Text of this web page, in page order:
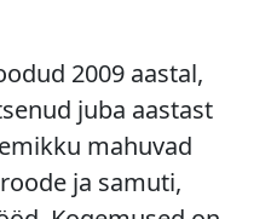
2009 aastal,
juba aastast
mahuvad
ja samuti,